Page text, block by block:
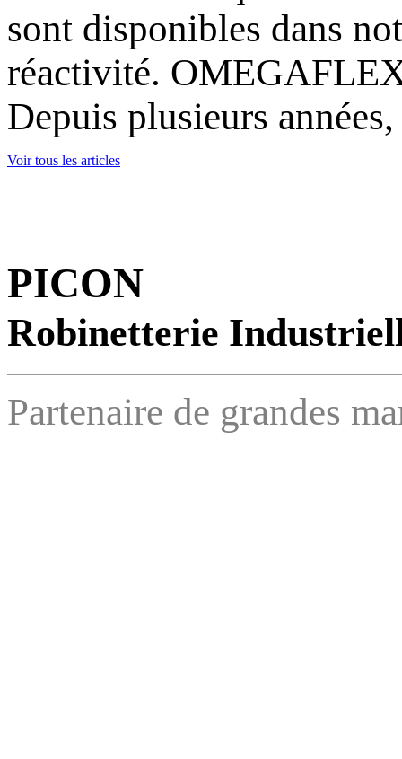
sont disponibles dans
réactivité.
Depuis plusieurs
Voir tous les articles
PICON
Robinetterie
Partenaire de grandes